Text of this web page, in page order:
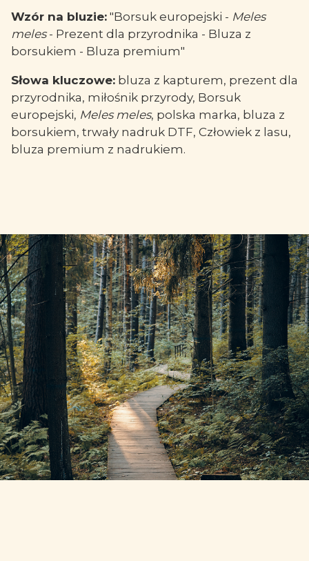
Wzór na bluzie: "Borsuk europejski - Meles
meles- Prezent dla przyrodnika - Bluza z
borsukiem - Bluza premium"
Słowa kluczowe: bluza z kapturem, prezent dla
przyrodnika, miłośnik przyrody, Borsuk
europejski, Meles meles, polska marka, bluza z
borsukiem, trwały nadruk DTF, Człowiek z lasu,
bluza premium z nadrukiem.